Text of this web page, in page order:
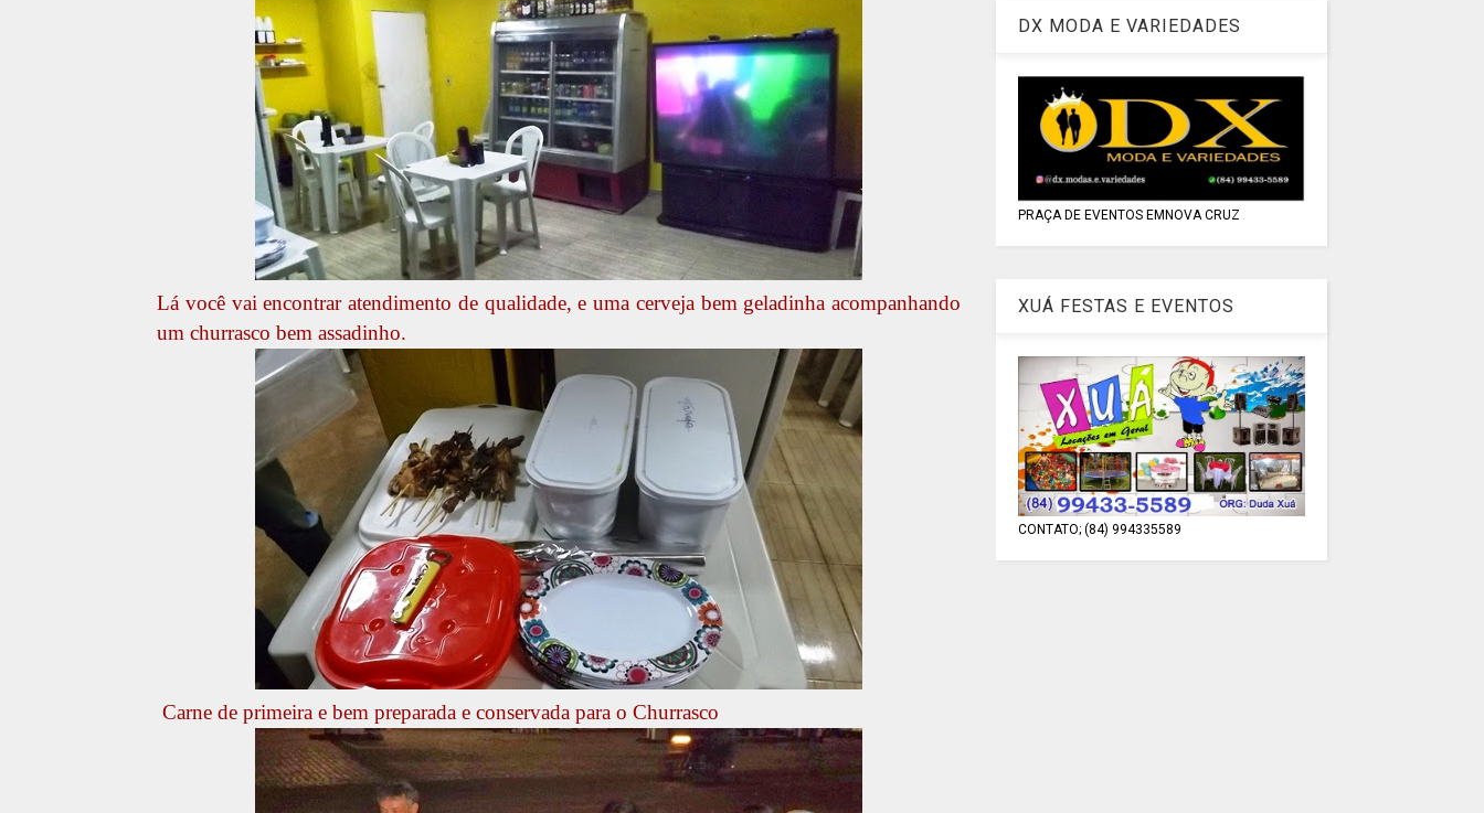
Lá você vai encontrar atendimento de qualidade, e uma cerveja bem geladinha acompanhando
um churrasco bem assadinho.
Carne de primeira e bem preparada e conservada para o Churrasco
DX MODA E VARIEDADES
PRAÇA DE EVENTOS EMNOVA CRUZ
XUÁ FESTAS E EVENTOS
CONTATO; (84) 994335589